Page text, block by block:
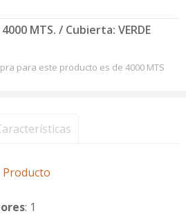
MTS. / Cubierta: VERDE
para este producto es de 4000 MTS
Producto
: 1